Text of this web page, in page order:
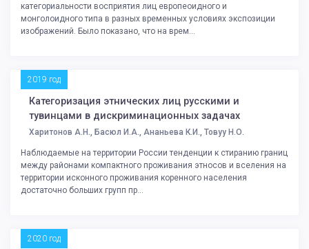
категориальности восприятия лиц европеоидного и
монголоидного типа в разных временных условиях экспозиции
изображений. Было показано, что на врем...
2019 год
Категоризация этнических лиц русскими и
тувинцами в дискриминационных задачах
Харитонов А.Н., Басюл И.А., Ананьева К.И., Товуу Н.О.
Наблюдаемые на территории России тенденции к стиранию границ
между районами компактного проживания этносов и вселения на
территории исконного проживания коренного населения
достаточно больших групп пр...
2020 год